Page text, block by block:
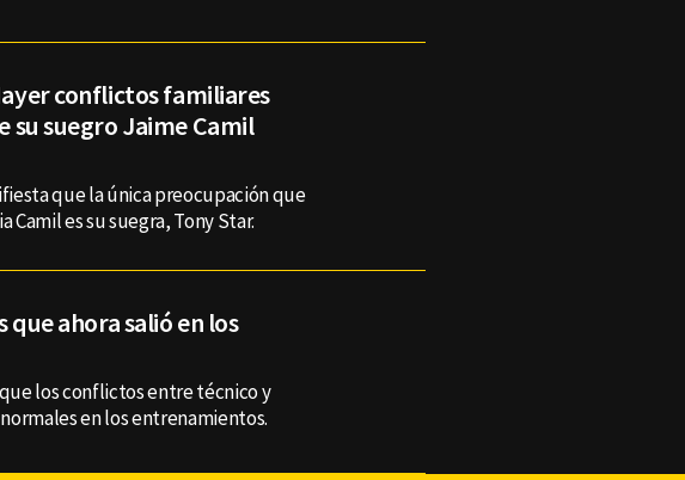
conflictos familiares
su suegro Jaime Camil
que la única preocupación que
Camil es su suegra, Tony Star.
que ahora salió en los
los conflictos entre técnico y
en los entrenamientos.